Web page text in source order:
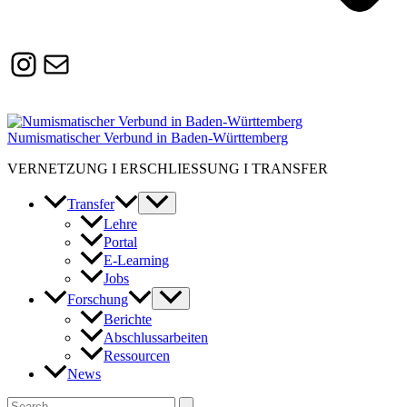
Instagram
Susanne.Boerner@zaw.uni-
heidelberg.de
Numismatischer Verbund in Baden-Württemberg
VERNETZUNG I ERSCHLIESSUNG I TRANSFER
Transfer
Lehre
Portal
E-Learning
Jobs
Forschung
Berichte
Abschlussarbeiten
Ressourcen
News